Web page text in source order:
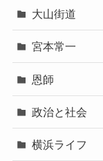
大山街道
宮本常一
恩師
政治と社会
横浜ライフ